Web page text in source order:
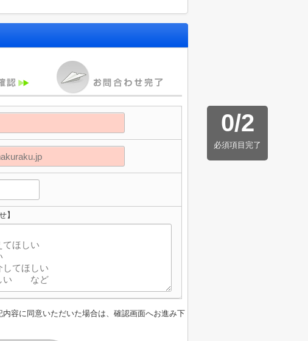
0/2
必須項目完了
】
容に同意いただいた場合は、確認画面へお進み下